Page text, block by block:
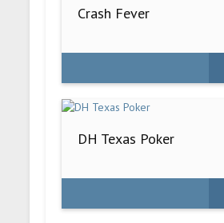
Crash Fever
DH Texas Poker